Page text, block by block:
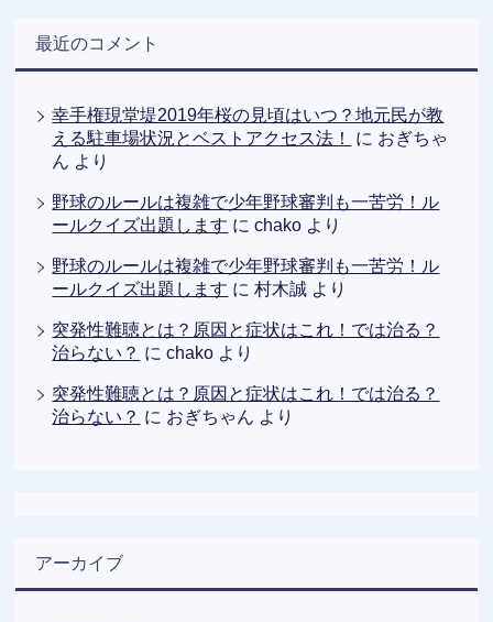
最近のコメント
幸手権現堂堤2019年桜の見頃はいつ？地元民が教
える駐車場状況とベストアクセス法！
に おぎちゃ
ん より
野球のルールは複雑で少年野球審判も一苦労！ル
ールクイズ出題します にchako より
野球のルールは複雑で少年野球審判も一苦労！ル
ールクイズ出題します に村木誠 より
突発性難聴とは？原因と症状はこれ！では治る？
治らない？ にchako より
突発性難聴とは？原因と症状はこれ！では治る？
治らない？ に おぎちゃん より
アーカイブ